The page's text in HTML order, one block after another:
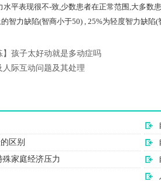
水平表现很不-致,少数患者在正常范围,大多
智力缺陷(智商小于50) , 25%为轻度智力缺
】孩子太好动就是多动症吗
际互动问题及其处理
区别
家庭经济压力